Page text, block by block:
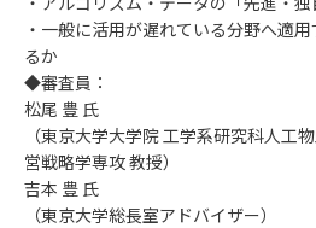
・一般に活用が遅れている分野へ適
るか
◆審査員：
松尾 豊 氏
（東京大学大学院 工学系研究科人工
営戦略学専攻 教授）
吉本 豊 氏
（東京大学総長室アドバイザー）